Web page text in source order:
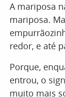
A mariposa
mariposa.
redor, e até
Porque,
entrou, o
muito mais